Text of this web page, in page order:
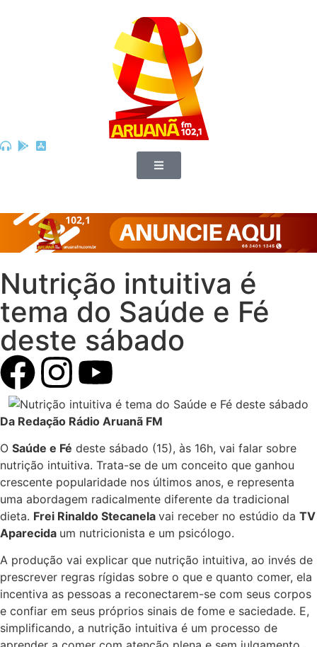
Nutrição intuitiva é
tema do Saúde e Fé
deste sábado
Da Redação Rádio Aruanã FM
O Saúde e Fé deste sábado (15), às 16h, vai falar sobre
nutrição intuitiva. Trata-se de um conceito que ganhou
crescente popularidade nos últimos anos, e representa
uma abordagem radicalmente diferente da tradicional
dieta. Frei Rinaldo Stecanela vai receber no estúdio da TV
Aparecida um nutricionista e um psicólogo.
A produção vai explicar que nutrição intuitiva, ao invés de
prescrever regras rígidas sobre o que e quanto comer, ela
incentiva as pessoas a reconectarem-se com seus corpos
e confiar em seus próprios sinais de fome e saciedade. E,
simplificando, a nutrição intuitiva é um processo de